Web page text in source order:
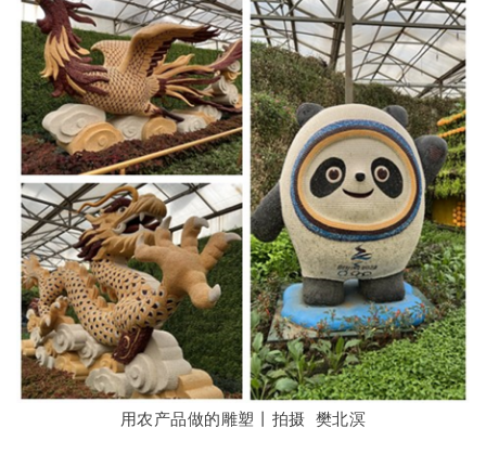
用农产品做的雕塑丨拍摄 樊北溟